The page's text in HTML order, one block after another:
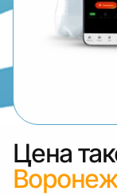
Цена